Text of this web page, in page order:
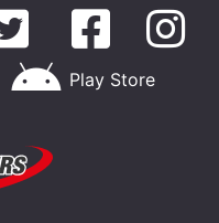
Play Store